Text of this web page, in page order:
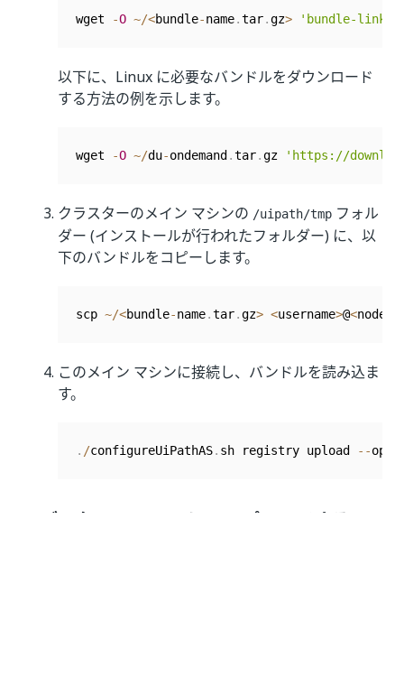
wget -O ~/<bundle-name.tar.gz> 'bundle-link'
以下に、Linux に必要なバンドルをダウンロード
する方法の例を示します。
wget -O ~/du-ondemand .tar.gz 'https://
クラスターのメイン マシンの /uipath/tmp フォル
ダー (インストールが行われたフォルダー) に、以
下のバンドルをコピーします。
scp ~/<bundle-name.tar.gz> <username>@<node
このメイン マシンに接続し、バンドルを読み込ま
す。
. /configureUiPathAS. sh registry upload --
モデルを AI Center にアップロードする